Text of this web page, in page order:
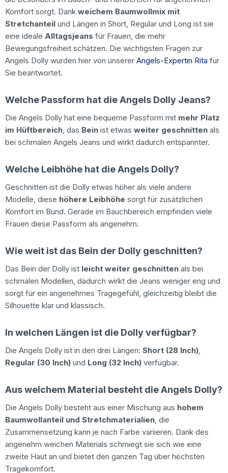
Komfort sorgt. Dank weichem Baumwollmix mit
Stretchanteil und Längen in Short, Regular und Long ist sie
eine ideale Alltagsjeans für Frauen, die mehr
Bewegungsfreiheit schätzen. Die wichtigsten Fragen zur
Angels Dolly wurden hier von unserer Angels-Expertin Rita für
Sie beantwortet.
Welche Passform hat die Angels Dolly Jeans?
Die Angels Dolly hat eine bequeme Passform mit mehr Platz
im Hüftbereich, das Bein ist etwas weiter geschnitten als
bei schmalen Angels Jeans und wirkt dadurch entspannter.
Welche Leibhöhe hat die Angels Dolly?
Geschnitten ist die Dolly etwas höher als viele andere
Modelle, diese höhere Leibhöhe sorgt für zusätzlichen
Komfort im Bund. Gerade im Bauchbereich empfinden viele
Frauen diese Passform als angenehm.
Wie weit ist das Bein der Dolly geschnitten?
Das Bein der Dolly ist leicht weiter geschnitten als bei
schmalen Modellen, dadurch wirkt die Jeans weniger eng und
sorgt für ein angenehmes Tragegefühl, gleichzeitig bleibt die
Silhouette klar und klassisch.
In welchen Längen ist die Dolly verfügbar?
Die Angels Dolly ist in den drei Längen: Short (28 Inch),
Regular (30 Inch) und Long (32 Inch) verfügbar.
Aus welchem Material besteht die Angels Dolly?
Die Angels Dolly besteht aus einer Mischung aus hohem
Baumwollanteil und Stretchmaterialien, die
Zusammensetzung kann je nach Farbe variieren. Dank des
angenehm weichen Materials schmiegt sie sich wie eine
zweite Haut an und bietet den ganzen Tag über höchsten
Tragekomfort.